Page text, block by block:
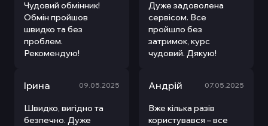
Чудовий обмінник!
Обмін пройшов
швидко та без
проблем.
Рекомендую!
Дуже задоволена
сервісом. Все
пройшло без
затримок, курс
чудовий. Дякую!
Ірина 09.05.2025
Швидко, вигідно та
безпечно. Дуже
Андрій 07.05.2025
Вже кілька разів
користувався – все